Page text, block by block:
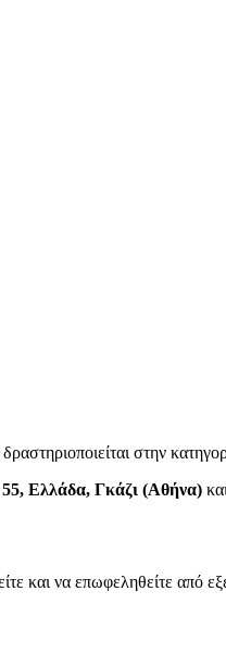
δραστηριοποιείται στην
Ελλάδα, Γκάζι (Αθήνα)
και να επωφεληθείτε από